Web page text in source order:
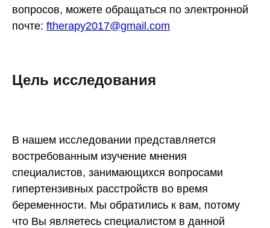
вопросов, можете обращаться по электронной
почте: ftherapy2017@gmail.com
Цель исследования
В нашем исследовании представляется
востребованным изучение мнения
специалистов, занимающихся вопросами
гипертензивных расстройств во время
беременности. Мы обратились к вам, потому
что Вы являетесь специалистом в данной